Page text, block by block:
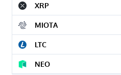
XRP
MIOTA
LTC
NEO